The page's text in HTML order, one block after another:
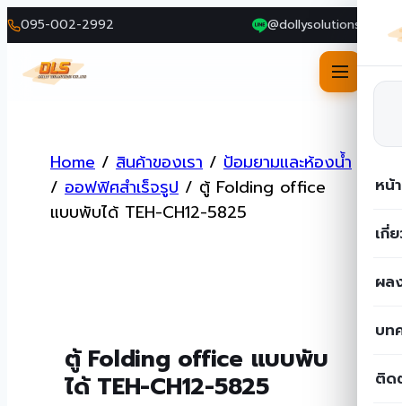
095-002-2992 @dollysolutions
หน้
เกี่
ผล
บท
ติด
contentHome / สินค้าของเรา / ป้อมยามและห้องน้ำ
/ ออฟฟิศสำเร็จรูป / ตู้ Folding office
แบบพับได้ TEH-CH12-5825
ตู้ Folding office แบบพับ
ได้ TEH-CH12-5825